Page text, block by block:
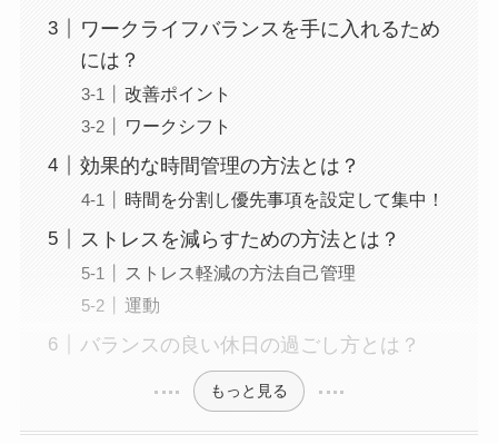
ワークライフバランスを手に入れるため
には？
改善ポイント
ワークシフト
効果的な時間管理の方法とは？
時間を分割し優先事項を設定して集中！
ストレスを減らすための方法とは？
ストレス軽減の方法自己管理
運動
バランスの良い休日の過ごし方とは？
もっと見る